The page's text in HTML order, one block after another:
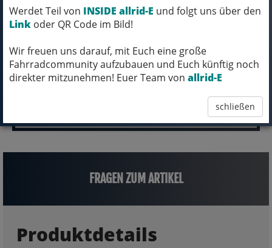
Werdet Teil von INSIDE allrid-E und folgt uns über den
Link oder QR Code im Bild!
Wir freuen uns darauf, mit Euch eine große
Fahrradcommunity aufzubauen und Euch künftig noch
direkter mitzunehmen! Euer Team von allrid-E
schließen
pro Stück (inkl. MwSt.)
33,00 EUR
FRAGEN ZUM ARTIKEL
Produktdetails